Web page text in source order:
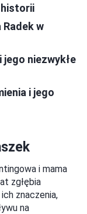
historii
Radek w
jego niezwykłe
i jego
i mama
zgłębia
znaczenia,
na